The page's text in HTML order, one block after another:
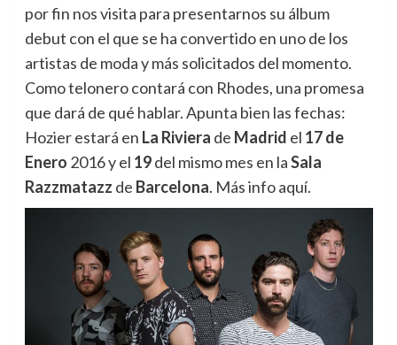
por fin nos visita para presentarnos su álbum
debut con el que se ha convertido en uno de los
artistas de moda y más solicitados del momento.
Como telonero contará con Rhodes, una promesa
que dará de qué hablar. Apunta bien las fechas:
Hozier estará en La Riviera de Madrid el 17 de
Enero 2016 y el 19del mismo mes en laSala
Razzmatazz de Barcelona. Más info aquí.